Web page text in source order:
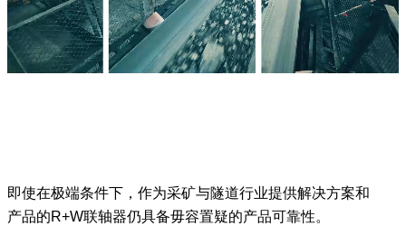
即使在极端条件下，作为采矿与隧道行业提供解决方案和
产品的R+W联轴器仍具备毋容置疑的产品可靠性。